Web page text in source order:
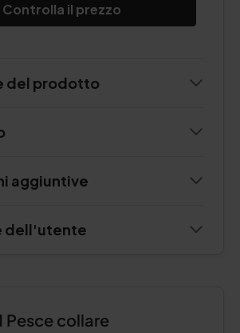
Controlla il prezzo
del prodotto
aggiuntive
dell'utente
Pesce collare